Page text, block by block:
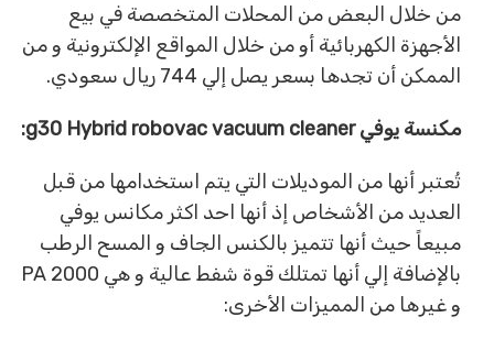
من خلال البعض من المحلات المتخصصة في بيع
الأجهزة الكهربائية أو من خلال المواقع الإلكترونية و من
الممكن أن تجدها بسعر يصل إلي 744 ريال سعودي.
مكنسة يوفيg30 Hybrid robovac vacuum cleaner:
تُعتبر أنها من الموديلات التي يتم استخدامها من قبل
العديد من الأشخاص إذ أنها احد اكثر مكانس يوفي
مبيعاً حيث أنها تتميز بالكنس الجاف و المسح الرطب
بالإضافة إلي أنها تمتلك قوة شفط عالية و هي 2000 PA
و غيرها من المميزات الأخرى: